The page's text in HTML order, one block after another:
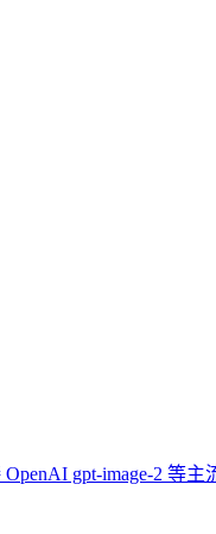
gpt-image-2 等主